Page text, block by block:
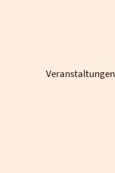
Veranstaltungen